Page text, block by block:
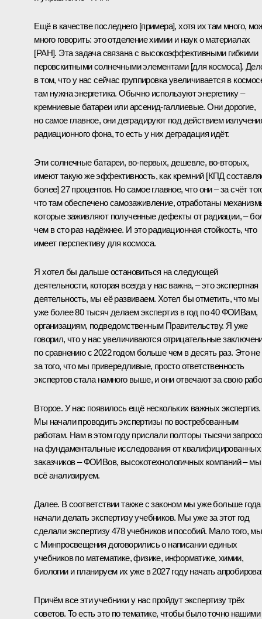
Ещё в качестве последнего [примера], хотя их там много,
много говорить: это отделение химии и наук о материалах
[РАН]. Эта задача связана с высокоэффективными гибкими
перовскитными солнечными элементами [для космоса].
в том, что у нас сейчас группировка увеличивается в
там нужна энергетика. Обычно используют энергетику –
кремниевые батареи или арсенид-галлиевые. Они дорогие,
но самое главное, они деградируют под действием
радиационного фона, то есть у них деградация идёт.
Эти солнечные батареи, во-первых, дешевле, во-вторых,
имеют такую же эффективность, как кремний [КПД
более] 27 процентов. Но самое главное, что они – за счёт
что там обеспечено самозаживление, отработаны
которые заживляют полученные дефекты от радиации, –
чем в сто раз надёжнее. И это радиационная стойкость, что
имеет перспективу для космоса.
Я хотел бы дальше остановиться на следующей
деятельности, которая всегда у нас важна, – это экспертная
деятельность, мы её развиваем. Хотел бы отметить, что мы
уже более 80 тысяч делаем экспертиз в год по 40 ФОИВам,
организациям, подведомственным Правительству. Я уже
говорил, что у нас увеличиваются отрицательные
по сравнению с 2022 годом больше чем в десять раз. Это не
за того, что мы привередливые, просто ответственность
экспертов стала намного выше, и они отвечают за свою
Второе. У нас появилось ещё нескольких важных экспертиз.
Мы начали проводить экспертизы по востребованным
работам. Нам в этом году прислали полторы тысячи
на фундаментальные исследования от квалифицированных
заказчиков – ФОИВов, высокотехнологичных компаний – мы
всё анализируем.
Далее. В соответствии также с законом мы уже больше года
начали делать экспертизу учебников. Мы уже за этот год
сделали экспертизу 478 учебников и пособий. Мало того, мы
с Минпросвещения договорились о написании единых
учебников по математике, физике, информатике, химии,
биологии и планируем их уже в 2027 году начать
Причём все эти учебники у нас пройдут экспертизу трёх
советов. То есть это по тематике, чтобы было точно нашими